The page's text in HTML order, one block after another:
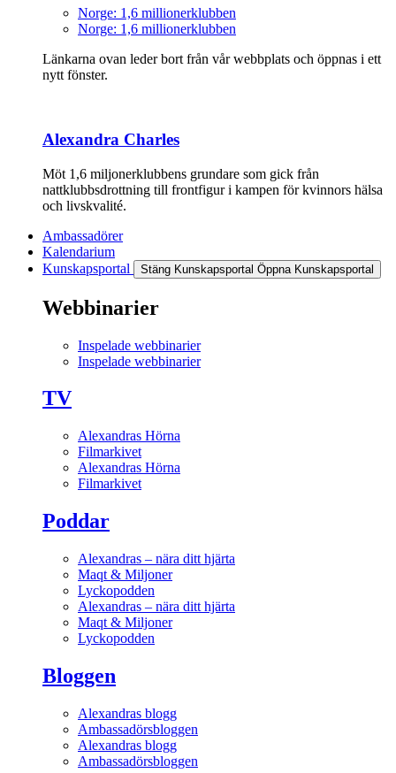
Norge: 1,6 millionerklubben
Norge: 1,6 millionerklubben
Länkarna ovan leder bort från vår webbplats och öppnas i ett
nytt fönster.
Alexandra Charles
Möt 1,6 miljonerklubbens grundare som gick från
nattklubbsdrottning till frontfigur i kampen för kvinnors hälsa
och livskvalité.
Ambassadörer
Kalendarium
Kunskapsportal
Stäng Kunskapsportal Öppna Kunskapsportal
Webbinarier
Inspelade webbinarier
Inspelade webbinarier
TV
Alexandras Hörna
Filmarkivet
Alexandras Hörna
Filmarkivet
Poddar
Alexandras – nära ditt hjärta
Maqt & Miljoner
Lyckopodden
Alexandras – nära ditt hjärta
Maqt & Miljoner
Lyckopodden
Bloggen
Alexandras blogg
Ambassadörsbloggen
Alexandras blogg
Ambassadörsbloggen